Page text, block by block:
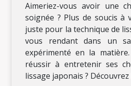
Aimeriez-vous avoir une
soignée ? Plus de soucis à
juste pour la technique de
vous rendant dans un
expérimenté en la
réussir à entretenir ses
lissage japonais ? Découvrez